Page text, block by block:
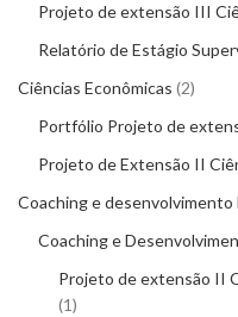
Projeto de extensão III
Relatório de Estágio
Ciências Econômicas 2
Portfólio Projeto de
Projeto de Extensão II
Coaching e desenvolvimento
Coaching e
Projeto de extensão II
1